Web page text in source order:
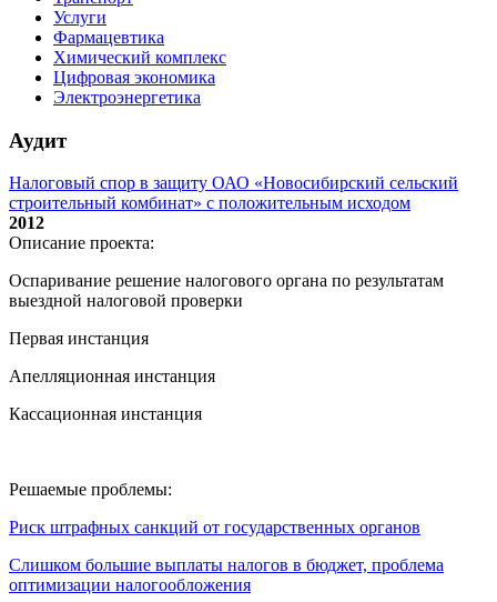
Услуги
Фармацевтика
Химический комплекс
Цифровая экономика
Электроэнергетика
Аудит
Налоговый спор в защиту ОАО «Новосибирский сельский
строительный комбинат» с положительным исходом
2012
Описание проекта:
Оспаривание решение налогового органа по результатам
выездной налоговой проверки
Первая инстанция
Апелляционная инстанция
Кассационная инстанция
Решаемые проблемы:
Риск штрафных санкций от государственных органов
Слишком большие выплаты налогов в бюджет, проблема
оптимизации налогообложения